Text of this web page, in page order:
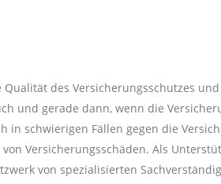
des Versicherungsschutzes
und gerade dann, wenn die
in schwierigen Fällen gegen die
Versicherungsschäden. Als
von spezialisierten